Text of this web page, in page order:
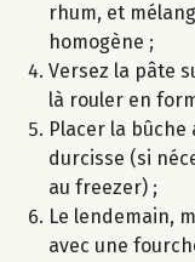
rhum, et
homogène ;
Versez la pâte
là rouler en
Placer la
durcisse (si
au freezer) ;
Le lendemain,
avec une